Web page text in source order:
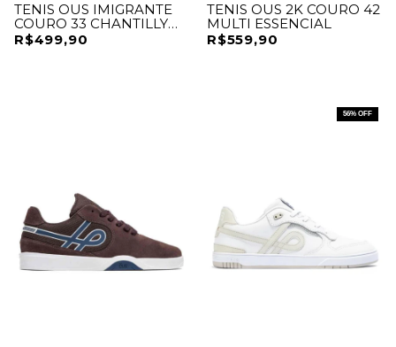
TENIS OUS IMIGRANTE
COURO 33 CHANTILLY
MONO ESSENCIAL
R$499,90
TENIS OUS 2K COURO 42
MULTI ESSENCIAL
R$559,90
56% OFF